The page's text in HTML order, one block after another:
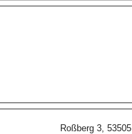
Roßberg 3,